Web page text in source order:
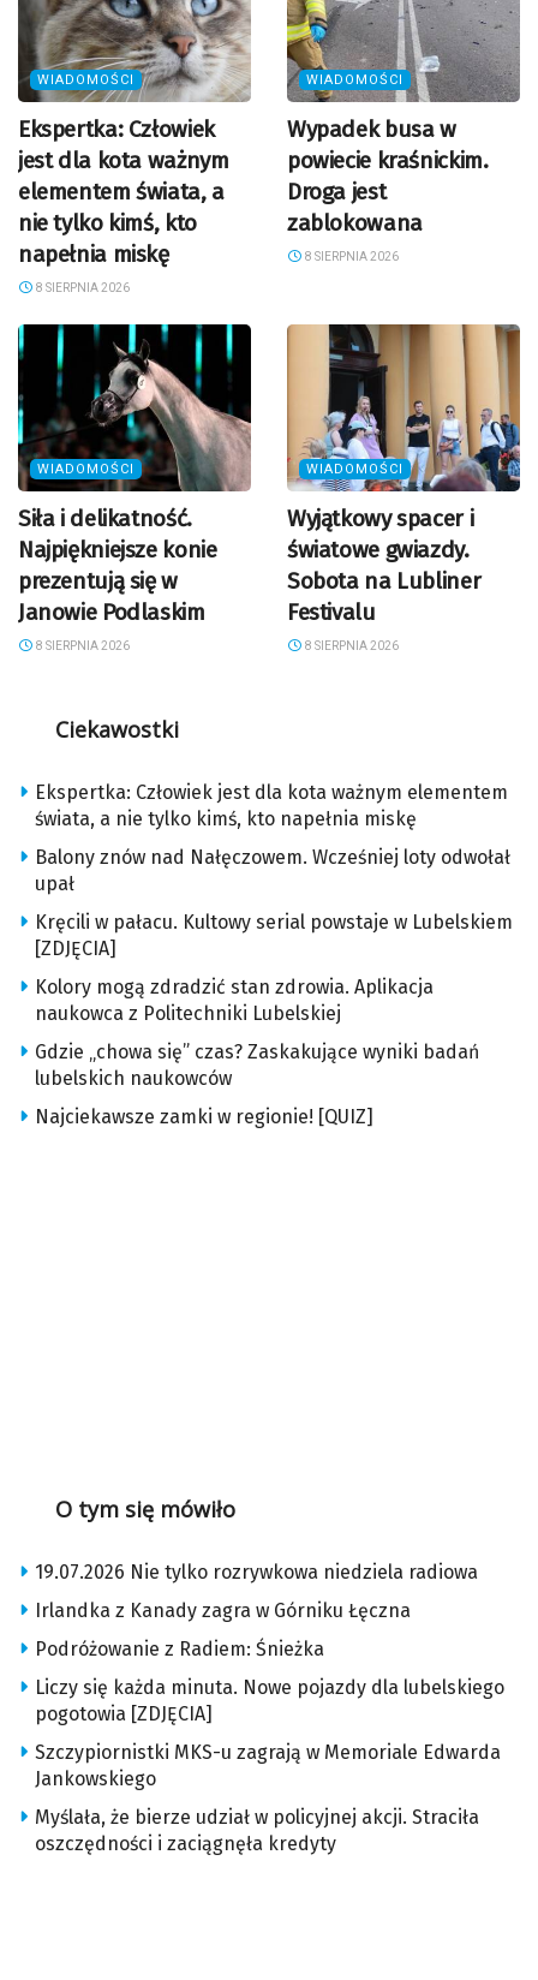
WIADOMOŚCI
Ekspertka: Człowiek
jest dla kota ważnym
elementem świata, a
nie tylko kimś, kto
napełnia miskę
8 SIERPNIA 2026
WIADOMOŚCI
Wypadek busa w
powiecie kraśnickim.
Droga jest
zablokowana
8 SIERPNIA 2026
WIADOMOŚCI
Siła i delikatność.
Najpiękniejsze konie
prezentują się w
Janowie Podlaskim
8 SIERPNIA 2026
WIADOMOŚCI
Wyjątkowy spacer i
światowe gwiazdy.
Sobota na Lubliner
Festivalu
8 SIERPNIA 2026
Ciekawostki
Ekspertka: Człowiek jest dla kota ważnym elementem
świata, a nie tylko kimś, kto napełnia miskę
Balony znów nad Nałęczowem. Wcześniej loty odwołał
upał
Kręcili w pałacu. Kultowy serial powstaje w Lubelskiem
[ZDJĘCIA]
Kolory mogą zdradzić stan zdrowia. Aplikacja
naukowca z Politechniki Lubelskiej
Gdzie „chowa się” czas? Zaskakujące wyniki badań
lubelskich naukowców
Najciekawsze zamki w regionie! [QUIZ]
O tym się mówiło
19.07.2026 Nie tylko rozrywkowa niedziela radiowa
Irlandka z Kanady zagra w Górniku Łęczna
Podróżowanie z Radiem: Śnieżka
Liczy się każda minuta. Nowe pojazdy dla lubelskiego
pogotowia [ZDJĘCIA]
Szczypiornistki MKS-u zagrają w Memoriale Edwarda
Jankowskiego
Myślała, że bierze udział w policyjnej akcji. Straciła
oszczędności i zaciągnęła kredyty